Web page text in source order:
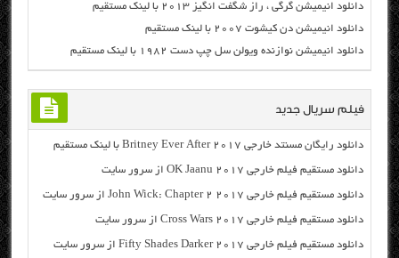
دانلود انیمیشن گرگی ، راز شگفت انگیز ۲۰۱۳ با لینک مستقیم
دانلود انیمیشن دن کیشوت ۲۰۰۷ با لینک مستقیم
دانلود انیمیشن نوازنده ویولن سل چپ دست ۱۹۸۲ با لینک مستقیم
فیلم سریال جدید
دانلود رایگان مسنتد خارجی Britney Ever After 2017 با لینک مستقیم
دانلود مستقیم فیلم خارجی OK Jaanu 2017 از سرور سایت
دانلود مستقیم فیلم خارجی John Wick: Chapter 2 2017 از سرور سایت
دانلود مستقیم فیلم خارجی Cross Wars 2017 از سرور سایت
دانلود مستقیم فیلم خارجی Fifty Shades Darker 2017 از سرور سایت